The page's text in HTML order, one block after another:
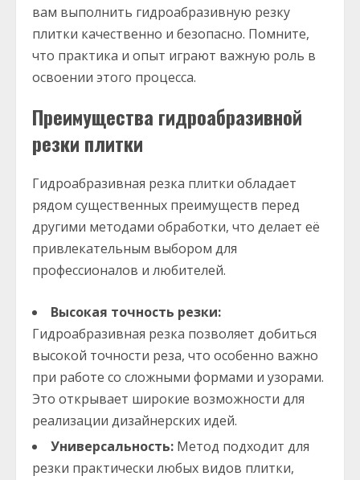
вам выполнить гидроабразивную резку
плитки качественно и безопасно. Помните,
что практика и опыт играют важную роль в
освоении этого процесса.
Преимущества гидроабразивной
резки плитки
Гидроабразивная резка плитки обладает
рядом существенных преимуществ перед
другими методами обработки, что делает её
привлекательным выбором для
профессионалов и любителей.
Высокая точность резки:
Гидроабразивная резка позволяет добиться
высокой точности реза, что особенно важно
при работе со сложными формами и узорами.
Это открывает широкие возможности для
реализации дизайнерских идей.
Универсальность: Метод подходит для
резки практически любых видов плитки,